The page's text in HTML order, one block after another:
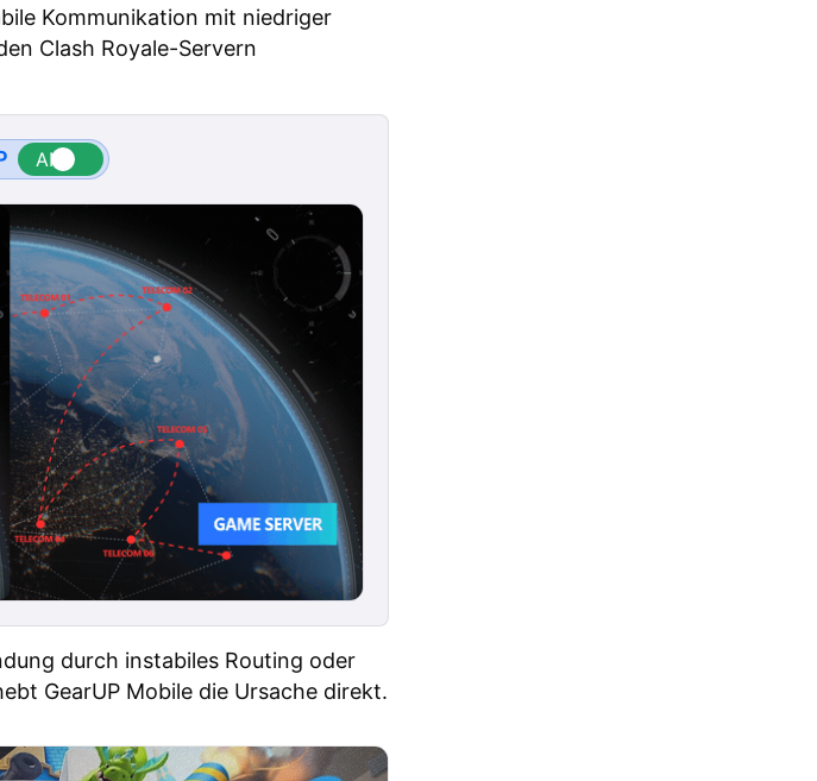
Kommunikation mit niedriger
Clash Royale-Servern
durch instabiles Routing oder
GearUP Mobile die Ursache direkt.